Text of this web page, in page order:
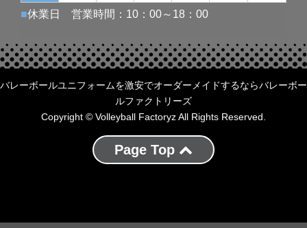
バレーボールユニフォームを激安でオーダーメイドするならバレーボー
ルファクトリーズ
Copyright © Volleyball Factoryz All Rights Reserved.
Page Top